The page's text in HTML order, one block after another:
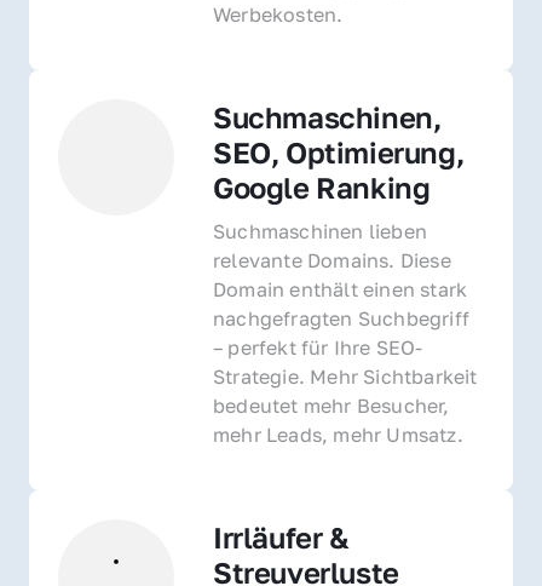
Werbekosten.
Suchmaschinen,
SEO, Optimierung,
Google Ranking
Suchmaschinen lieben
relevante Domains. Diese
Domain enthält einen stark
nachgefragten Suchbegriff
– perfekt für Ihre SEO-
Strategie. Mehr Sichtbarkeit
bedeutet mehr Besucher,
mehr Leads, mehr Umsatz.
Irrläufer &
Streuverluste